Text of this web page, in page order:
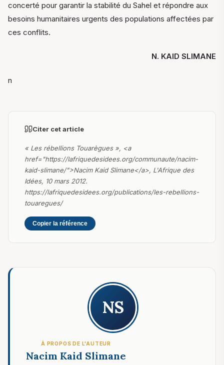
concerté pour garantir la stabilité du Sahel et répondre aux
besoins humanitaires urgents des populations affectées par
ces conflits.
N. KAID SLIMANE
n
Citer cet article
« Les rébellions Touarègues », <a
href="https://lafriquedesidees.org/communaute/nacim-
kaid-slimane/">Nacim Kaid Slimane</a>, L'Afrique des
Idées, 10 mars 2012.
https://lafriquedesidees.org/publications/les-rebellions-
touaregues/
Copier la référence
NS
À PROPOS DE L'AUTEUR
Nacim Kaid Slimane